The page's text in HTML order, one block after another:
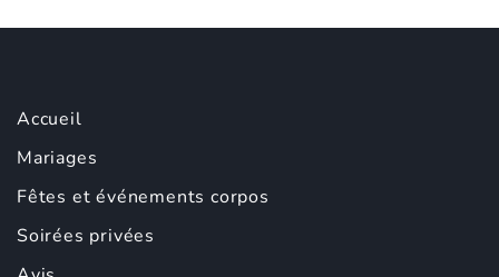
Accueil
Mariages
Fêtes et événements corpos
Soirées privées